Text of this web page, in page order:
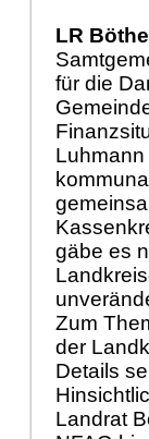
LR
für die
gäbe es
Zum
der
Details
Landrat